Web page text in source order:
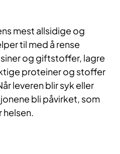
mest allsidige og
til med å rense
og giftstoffer, lagre
proteiner og stoffer
leveren blir syk eller
bli påvirket, som
helsen.